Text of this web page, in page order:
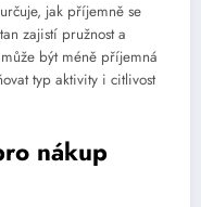
jak příjemně se
zajistí pružnost a
být méně příjemná
typ aktivity i citlivost
nákup